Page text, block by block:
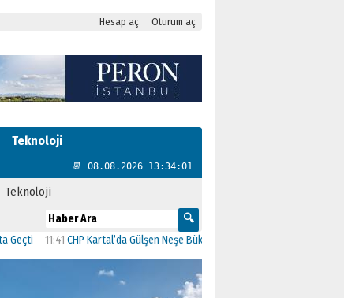
Hesap aç Oturum aç
Teknoloji
📆 08.08.2026 13:34:02
Teknoloji
11:41 CHP Kartal’da Gülşen Neşe Büklü dönemi